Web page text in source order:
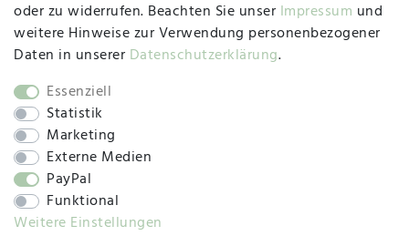
Mittwoch
09:00 Uhr bis 12:00 Uhr
SOCIAL
oder zu widerrufen. Beachten Sie unser Impressum und
weitere Hinweise zur Verwendung personenbezogener
Daten in unserer Daten­schutz­erklärung.
Essenziell
Statistik
Marketing
Externe Medien
PayPal
Funktional
Weitere Einstellungen